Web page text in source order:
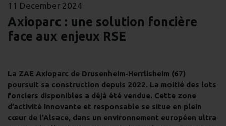
11 December 2024
Axioparc : une solution foncière
face aux enjeux RSE
La ZAE Axioparc de Drusenheim-Herrlisheim (67)
poursuit sa construction depuis 2022. La moitié des lots
fonciers disponibles a déjà été vendue. Cette zone
d’activité innovante et responsable se situe en plein
cœur de l’Alsace, dans un environnement européen ultra